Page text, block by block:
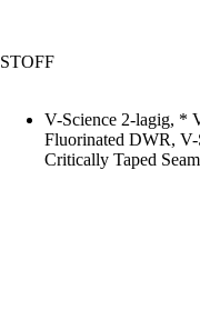
STOFF
V-Science 2-lagig, *
Fluorinated DWR, V-
Critically Taped